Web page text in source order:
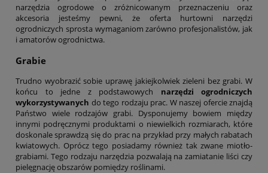
narzędzia ogrodowe o zróżnicowanym przeznaczeniu oraz
akcesoria jesteśmy pewni, że oferta hurtowni narzędzi
ogrodniczych sprosta wymaganiom zarówno profesjonalistów, jak
i amatorów ogrodnictwa.
Grabie
Trudno wyobrazić sobie uprawę jakiejkolwiek zieleni bez grabi. W
końcu to jedne z podstawowych narzędzi ogrodniczych
wykorzystywanych do tego rodzaju prac. W naszej ofercie znajdą
Państwo wiele rodzajów grabi. Dysponujemy bowiem między
innymi podręcznymi produktami o niewielkich rozmiarach, które
doskonale sprawdzą się do prac na przykład przy małych rabatach
kwiatowych. Oprócz tego posiadamy również tak zwane miotło-
grabiami. Tego rodzaju narzędzia pozwalają na zamiatanie liści czy
pielęgnację obszarów pomiędzy roślinami.